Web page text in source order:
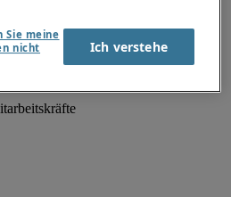
Sie meine
nicht
Ich verstehe